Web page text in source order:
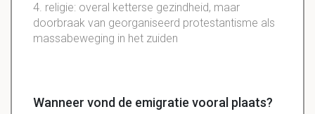
4. religie: overal ketterse gezindheid, maar
doorbraak van georganiseerd protestantisme als
massabeweging in het zuiden
Wanneer vond de emigratie vooral plaats?